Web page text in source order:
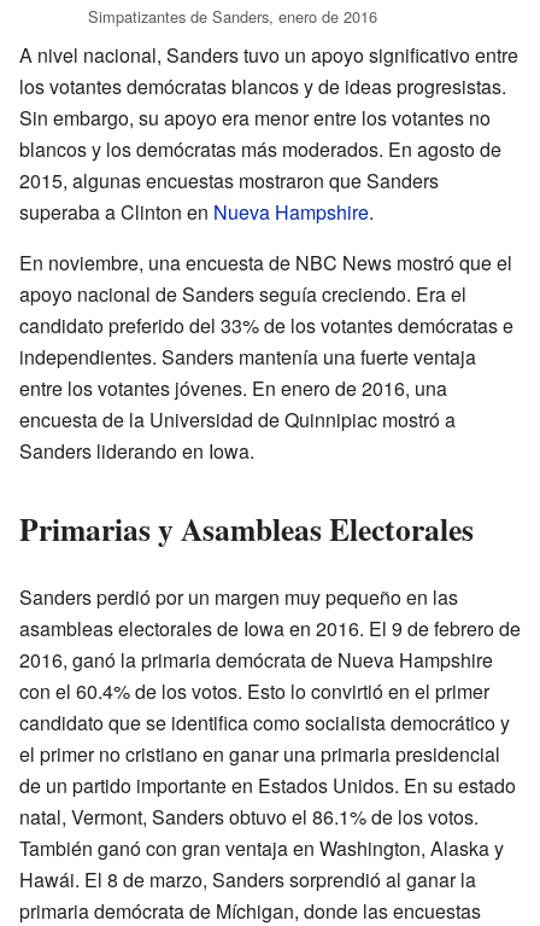
Simpatizantes de Sanders, enero de 2016
A nivel nacional, Sanders tuvo un apoyo significativo entre
los votantes demócratas blancos y de ideas progresistas.
Sin embargo, su apoyo era menor entre los votantes no
blancos y los demócratas más moderados. En agosto de
2015, algunas encuestas mostraron que Sanders
superaba a Clinton en Nueva Hampshire.
En noviembre, una encuesta de NBC News mostró que el
apoyo nacional de Sanders seguía creciendo. Era el
candidato preferido del 33% de los votantes demócratas e
independientes. Sanders mantenía una fuerte ventaja
entre los votantes jóvenes. En enero de 2016, una
encuesta de la Universidad de Quinnipiac mostró a
Sanders liderando en Iowa.
Primarias y Asambleas Electorales
Sanders perdió por un margen muy pequeño en las
asambleas electorales de Iowa en 2016. El 9 de febrero de
2016, ganó la primaria demócrata de Nueva Hampshire
con el 60.4% de los votos. Esto lo convirtió en el primer
candidato que se identifica como socialista democrático y
el primer no cristiano en ganar una primaria presidencial
de un partido importante en Estados Unidos. En su estado
natal, Vermont, Sanders obtuvo el 86.1% de los votos.
También ganó con gran ventaja en Washington, Alaska y
Hawái. El 8 de marzo, Sanders sorprendió al ganar la
primaria demócrata de Míchigan, donde las encuestas